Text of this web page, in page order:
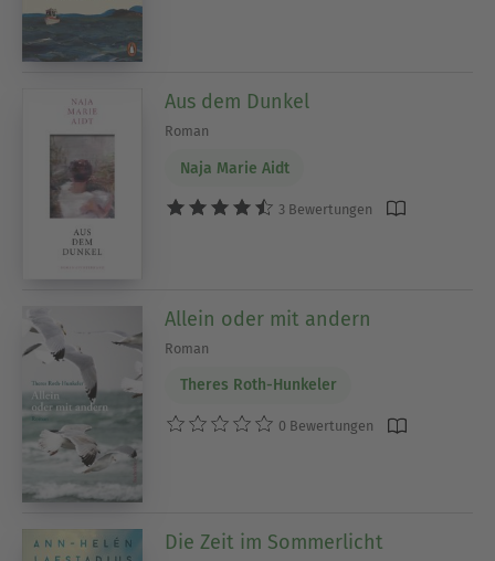
Aus dem Dunkel
Roman
Naja Marie Aidt
3 Bewertungen
Allein oder mit andern
Roman
Theres Roth-Hunkeler
0 Bewertungen
Die Zeit im Sommerlicht